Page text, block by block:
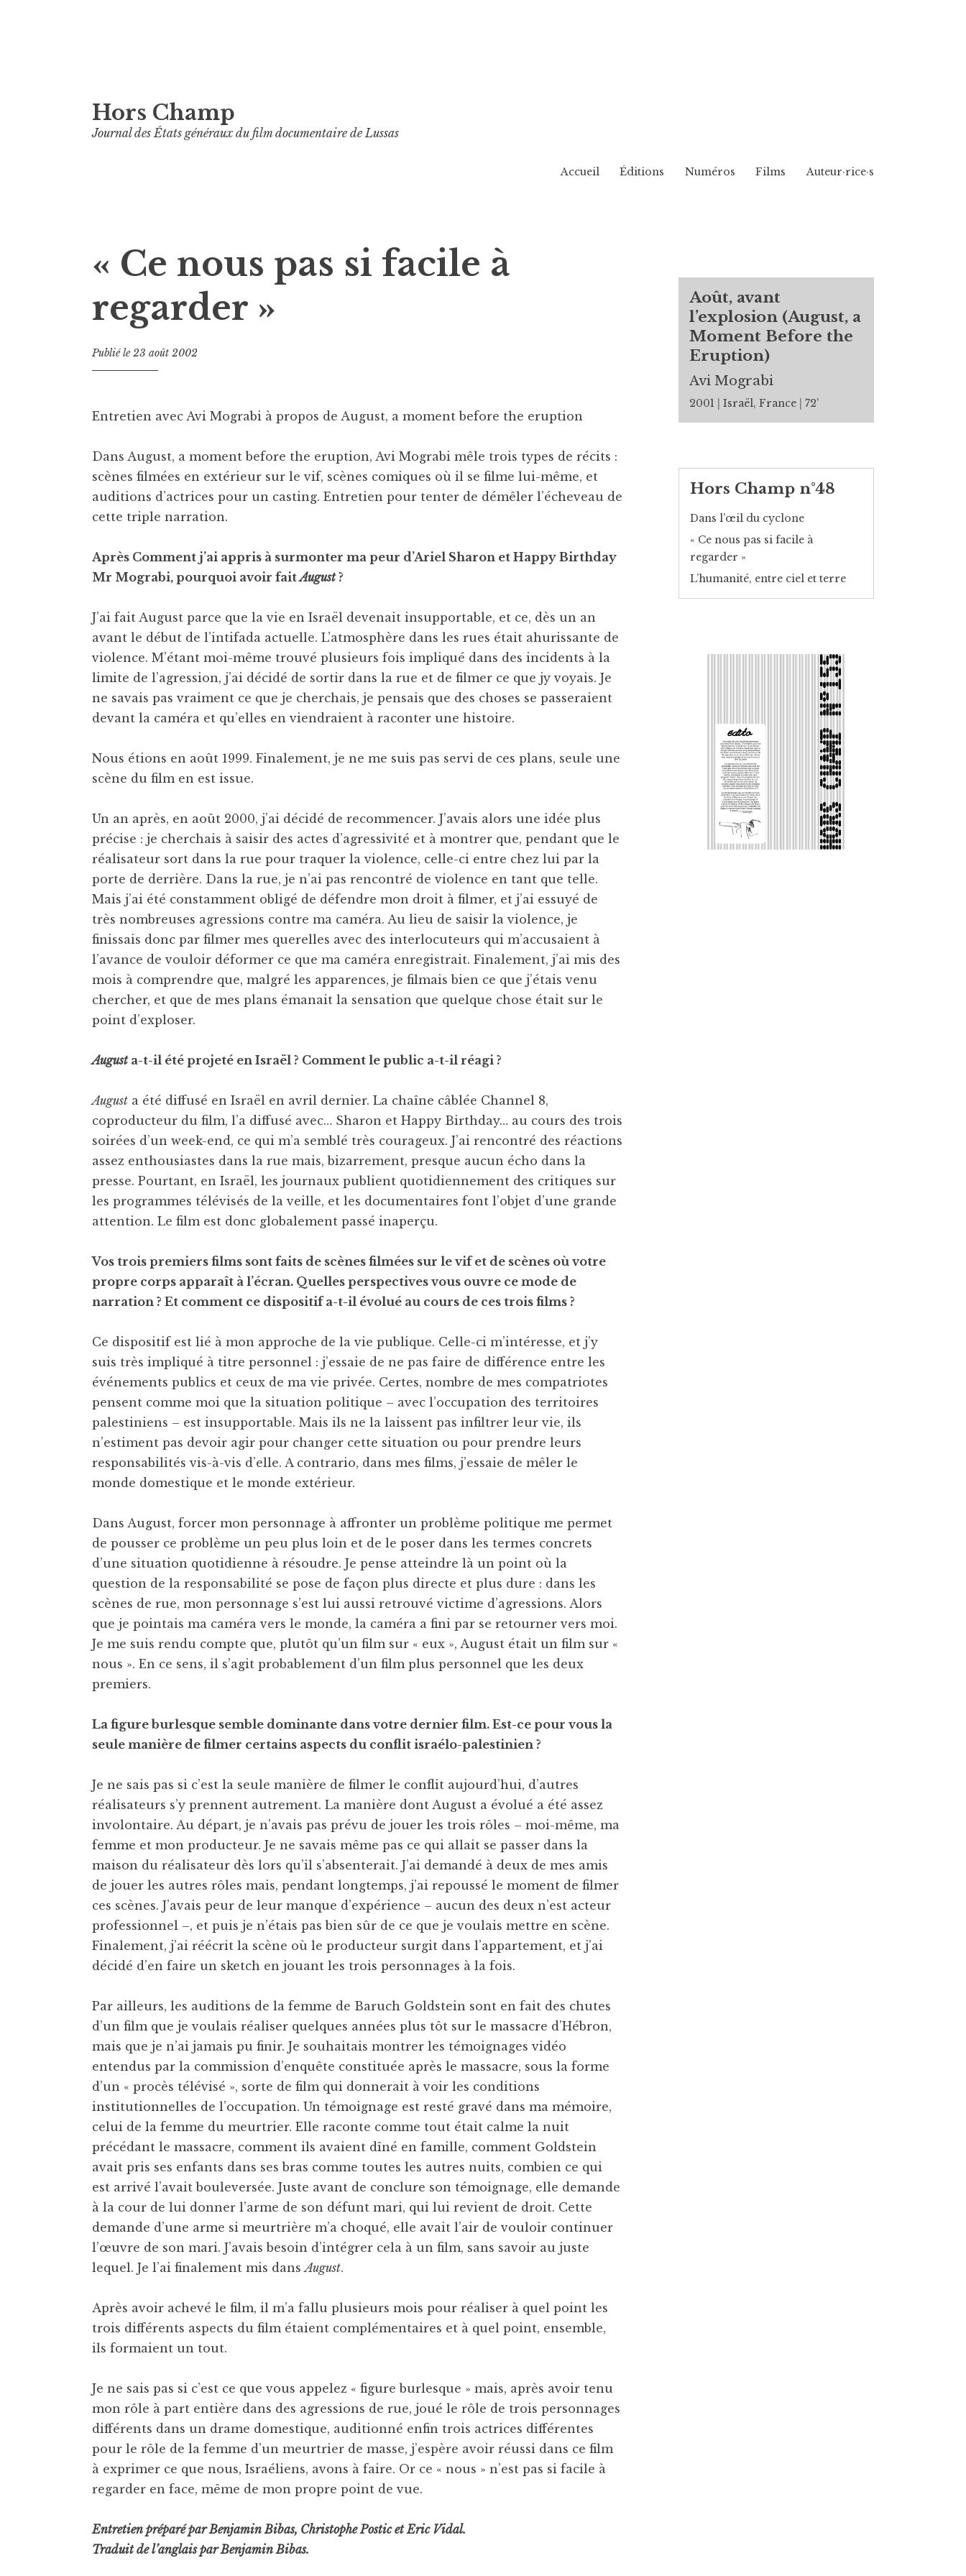
au
contenu
Hors Champ
Journal des États généraux du film documentaire de Lussas
Accueil Éditions Numéros Films Auteur·rice·s
« Ce nous pas si facile à
regarder »
Publié le23 août 2002
Entretien avec Avi Mograbi à propos de August, a moment before the eruption
Dans August, a moment before the eruption, Avi Mograbi mêle trois types de récits :
scènes filmées en extérieur sur le vif, scènes comiques où il se filme lui-même, et
auditions d’actrices pour un casting. Entretien pour tenter de démêler l’écheveau de
cette triple narration.
Après Comment j’ai appris à surmonter ma peur d’Ariel Sharon et Happy Birthday
Mr Mograbi, pourquoi avoir faitAugust?
J’ai fait August parce que la vie en Israël devenait insupportable, et ce, dès un an
avant le début de l’intifada actuelle. L’atmosphère dans les rues était ahurissante de
violence. M’étant moi-même trouvé plusieurs fois impliqué dans des incidents à la
limite de l’agression, j’ai décidé de sortir dans la rue et de filmer ce que jy voyais. Je
ne savais pas vraiment ce que je cherchais, je pensais que des choses se passeraient
devant la caméra et qu’elles en viendraient à raconter une histoire.
Nous étions en août 1999. Finalement, je ne me suis pas servi de ces plans, seule une
scène du film en est issue.
Un an après, en août 2000, j’ai décidé de recommencer. J’avais alors une idée plus
précise : je cherchais à saisir des actes d’agressivité et à montrer que, pendant que le
réalisateur sort dans la rue pour traquer la violence, celle-ci entre chez lui par la
porte de derrière. Dans la rue, je n’ai pas rencontré de violence en tant que telle.
Mais j’ai été constamment obligé de défendre mon droit à filmer, et j’ai essuyé de
très nombreuses agressions contre ma caméra. Au lieu de saisir la violence, je
finissais donc par filmer mes querelles avec des interlocuteurs qui m’accusaient à
l’avance de vouloir déformer ce que ma caméra enregistrait. Finalement, j’ai mis des
mois à comprendre que, malgré les apparences, je filmais bien ce que j’étais venu
chercher, et que de mes plans émanait la sensation que quelque chose était sur le
point d’exploser.
Augusta-t-il été projeté en Israël ? Comment le public a-t-il réagi ?
August a été diffusé en Israël en avril dernier. La chaîne câblée Channel 8,
coproducteur du film, l’a diffusé avec… Sharon et Happy Birthday… au cours des trois
soirées d’un week-end, ce qui m’a semblé très courageux. J’ai rencontré des réactions
assez enthousiastes dans la rue mais, bizarrement, presque aucun écho dans la
presse. Pourtant, en Israël, les journaux publient quotidiennement des critiques sur
les programmes télévisés de la veille, et les documentaires font l’objet d’une grande
attention. Le film est donc globalement passé inaperçu.
Vos trois premiers films sont faits de scènes filmées sur le vif et de scènes où votre
propre corps apparaît à l’écran. Quelles perspectives vous ouvre ce mode de
narration ? Et comment ce dispositif a-t-il évolué au cours de ces trois films ?
Ce dispositif est lié à mon approche de la vie publique. Celle-ci m’intéresse, et j’y
suis très impliqué à titre personnel : j’essaie de ne pas faire de différence entre les
événements publics et ceux de ma vie privée. Certes, nombre de mes compatriotes
pensent comme moi que la situation politique – avec l’occupation des territoires
palestiniens – est insupportable. Mais ils ne la laissent pas infiltrer leur vie, ils
n’estiment pas devoir agir pour changer cette situation ou pour prendre leurs
responsabilités vis-à-vis d’elle. A contrario, dans mes films, j’essaie de mêler le
monde domestique et le monde extérieur.
Dans August, forcer mon personnage à affronter un problème politique me permet
de pousser ce problème un peu plus loin et de le poser dans les termes concrets
d’une situation quotidienne à résoudre. Je pense atteindre là un point où la
question de la responsabilité se pose de façon plus directe et plus dure : dans les
scènes de rue, mon personnage s’est lui aussi retrouvé victime d’agressions. Alors
que je pointais ma caméra vers le monde, la caméra a fini par se retourner vers moi.
Je me suis rendu compte que, plutôt qu’un film sur « eux », August était un film sur «
nous ». En ce sens, il s’agit probablement d’un film plus personnel que les deux
premiers.
La figure burlesque semble dominante dans votre dernier film. Est-ce pour vous la
seule manière de filmer certains aspects du conflit israélo-palestinien ?
Je ne sais pas si c’est la seule manière de filmer le conflit aujourd’hui, d’autres
réalisateurs s’y prennent autrement. La manière dont August a évolué a été assez
involontaire. Au départ, je n’avais pas prévu de jouer les trois rôles – moi-même, ma
femme et mon producteur. Je ne savais même pas ce qui allait se passer dans la
maison du réalisateur dès lors qu’il s’absenterait. J’ai demandé à deux de mes amis
de jouer les autres rôles mais, pendant longtemps, j’ai repoussé le moment de filmer
ces scènes. J’avais peur de leur manque d’expérience – aucun des deux n’est acteur
professionnel –, et puis je n’étais pas bien sûr de ce que je voulais mettre en scène.
Finalement, j’ai réécrit la scène où le producteur surgit dans l’appartement, et j’ai
décidé d’en faire un sketch en jouant les trois personnages à la fois.
Par ailleurs, les auditions de la femme de Baruch Goldstein sont en fait des chutes
d’un film que je voulais réaliser quelques années plus tôt sur le massacre d’Hébron,
mais que je n’ai jamais pu finir. Je souhaitais montrer les témoignages vidéo
entendus par la commission d’enquête constituée après le massacre, sous la forme
d’un « procès télévisé », sorte de film qui donnerait à voir les conditions
institutionnelles de l’occupation. Un témoignage est resté gravé dans ma mémoire,
celui de la femme du meurtrier. Elle raconte comme tout était calme la nuit
précédant le massacre, comment ils avaient dîné en famille, comment Goldstein
avait pris ses enfants dans ses bras comme toutes les autres nuits, combien ce qui
est arrivé l’avait bouleversée. Juste avant de conclure son témoignage, elle demande
à la cour de lui donner l’arme de son défunt mari, qui lui revient de droit. Cette
demande d’une arme si meurtrière m’a choqué, elle avait l’air de vouloir continuer
l’œuvre de son mari. J’avais besoin d’intégrer cela à un film, sans savoir au juste
lequel. Je l’ai finalement mis dansAugust.
Après avoir achevé le film, il m’a fallu plusieurs mois pour réaliser à quel point les
trois différents aspects du film étaient complémentaires et à quel point, ensemble,
ils formaient un tout.
Je ne sais pas si c’est ce que vous appelez « figure burlesque » mais, après avoir tenu
mon rôle à part entière dans des agressions de rue, joué le rôle de trois personnages
différents dans un drame domestique, auditionné enfin trois actrices différentes
pour le rôle de la femme d’un meurtrier de masse, j’espère avoir réussi dans ce film
à exprimer ce que nous, Israéliens, avons à faire. Or ce « nous » n’est pas si facile à
regarder en face, même de mon propre point de vue.
Entretien préparé par Benjamin Bibas, Christophe Postic et Eric Vidal.
Traduit de l’anglais par Benjamin Bibas.
Août, avant
l’explosion (August, a
Moment Before the
Eruption)
Avi Mograbi
2001 Israël, France 72’
Hors Champ n°48
Dans l’œil du cyclone
« Ce nous pas si facile à
regarder »
L’humanité, entre ciel et terre